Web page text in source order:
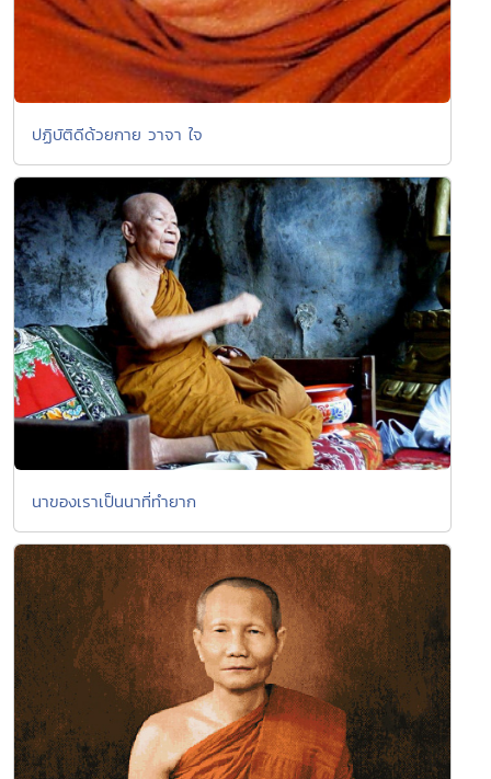
ปฏิบัติดีด้วยกาย วาจา ใจ
นาของเราเป็นนาที่ทำยาก